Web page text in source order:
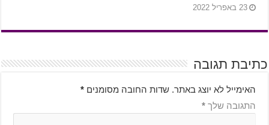
23 באפריל 2022
כתיבת תגובה
האימייל לא יוצג באתר. שדות החובה מסומנים *
התגובה שלך *